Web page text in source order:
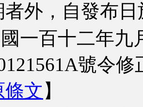
外，自發布日
一百十二年九
號令修
條文 】